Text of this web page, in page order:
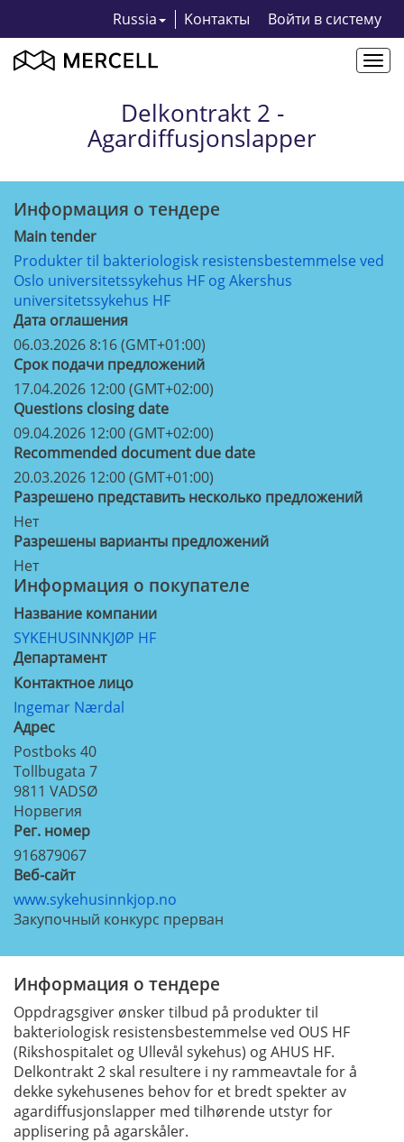
Russia Kонтакты Bойти в систему
Delkontrakt 2 -
Agardiffusjonslapper
Информация о тендерe
Main tender
Produkter til bakteriologisk resistensbestemmelse ved
Oslo universitetssykehus HF og Akershus
universitetssykehus HF
Дата оглашения
06.03.2026 8:16 (GMT+01:00)
Срок подачи предложений
17.04.2026 12:00 (GMT+02:00)
Questions closing date
09.04.2026 12:00 (GMT+02:00)
Recommended document due date
20.03.2026 12:00 (GMT+01:00)
Разрешено представить несколько предложений
Нет
Разрешены варианты предложений
Нет
Информация о покупателе
Название компании
SYKEHUSINNKJØP HF
Департамент
Контактное лицо
Ingemar Nærdal
Aдрес
Postboks 40
Tollbugata 7
9811 VADSØ
Норвегия
Рег. номер
916879067
Веб-сайт
www.sykehusinnkjop.no
Закупочный конкурс прерван
Информация о тендере
Oppdragsgiver ønsker tilbud på produkter til
bakteriologisk resistensbestemmelse ved OUS HF
(Rikshospitalet og Ullevål sykehus) og AHUS HF.
Delkontrakt 2 skal resultere i ny rammeavtale for å
dekke sykehusenes behov for et bredt spekter av
agardiffusjonslapper med tilhørende utstyr for
applisering på agarskåler.